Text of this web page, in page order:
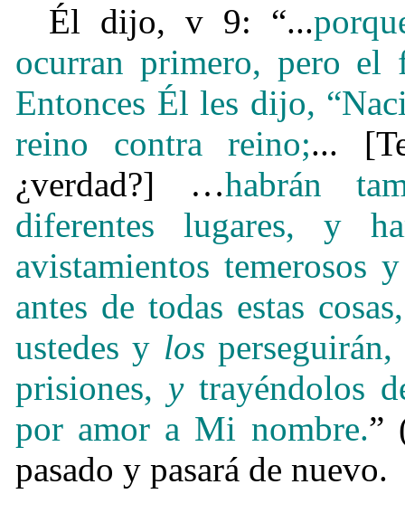
Él dijo, v 9: “...
ocurran primero, pero
Entonces Él les dijo,
reino contra reino;...
¿verdad?] …habrán
diferentes lugares, y
avistamientos temerosos
antes de todas estas
ustedes y los
prisiones, ytrayéndolos
por amor a Mi nombre.”
pasado y pasará de nuevo.